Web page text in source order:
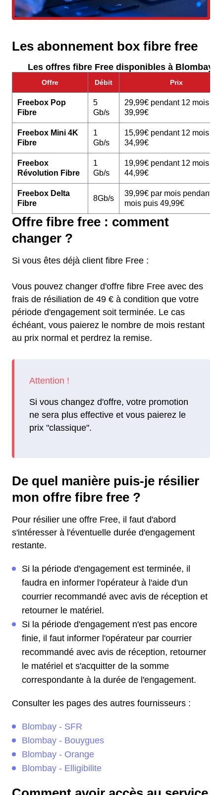
Les abonnement box fibre free
Les offres fibre Free disponibles à Blombay :
Offre Débit Prix
Freebox Pop
Fibre
5
Gb/s
29,99€ pendant 12 mois
39,99€
Freebox Mini 4K
Fibre
1
Gb/s
15,99€ pendant 12 mois
34,99€
Freebox
Révolution Fibre
1
Gb/s
19,99€ pendant 12 mois
44,99€
Freebox Delta
Fibre
8Gb/s
39,99€ par mois pendant 12
mois puis 49,99€
Offre fibre free : comment
changer ?
Si vous êtes déjà client fibre Free :
Vous pouvez changer d'offre fibre Free avec des
frais de résiliation de 49 € à condition que votre
période d'engagement soit terminée. Le cas
échéant, vous paierez le nombre de mois restant
au prix normal et perdrez la remise.
Si vous changez d'offre, votre promotion
ne sera plus effective et vous paierez le
prix "classique".
De quel manière puis-je résilier
mon offre fibre free ?
Pour résilier une offre Free, il faut d'abord
s'intéresser à l'éventuelle durée d'engagement
restante.
Si la période d'engagement est terminée, il
faudra en informer l'opérateur à l'aide d'un
courrier recommandé avec avis de réception et
retourner le matériel.
Si la période d'engagement n'est pas encore
finie, il faut informer l'opérateur par courrier
recommandé avec avis de réception, retourner
le matériel et s'acquitter de la somme
correspondante à la durée de l'engagement.
Consulter les pages des autres fournisseurs :
Blombay - SFR
Blombay - Bouygues
Blombay - Orange
Blombay - Elligibilite